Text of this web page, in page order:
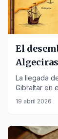
El
La llegada
Gibraltar en
de
19 abril 2026